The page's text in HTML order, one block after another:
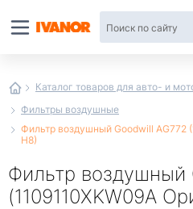
Каталог товаров для авто- и
Фильтры воздушные
Фильтр воздушный Goodwill AG772
H8)
Фильтр воздушный
(1109110XKW09A
интернет-